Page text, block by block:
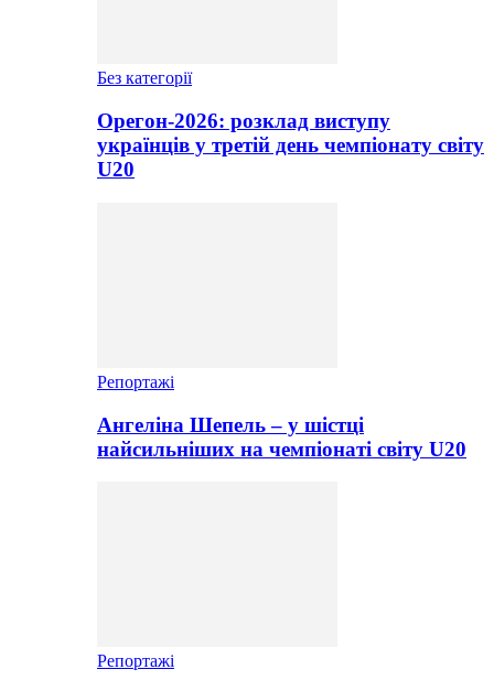
Без категорії
Орегон-2026: розклад виступу
українців у третій день чемпіонату світу
U20
Репортажі
Ангеліна Шепель – у шістці
найсильніших на чемпіонаті світу U20
Репортажі